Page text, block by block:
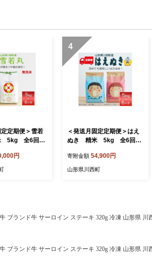
定定期便＞雪若
5kg 全6回
円
4
＜発送月固定定期便＞はえ
ぬき 精米 5kg 全6回
寄附金額 54,900円
山形県川西町
ランド牛 サーロイン ステーキ 320g 冷凍 山形県 川
ランド牛 サーロイン ステーキ 320g 冷凍 山形県 川